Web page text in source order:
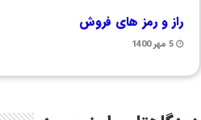
راز و رمز های فروش
5 مهر 1400